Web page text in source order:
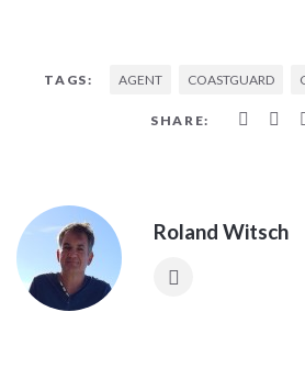
TAGS: AGENT COASTGUARD
SHARE:
Roland Witsch